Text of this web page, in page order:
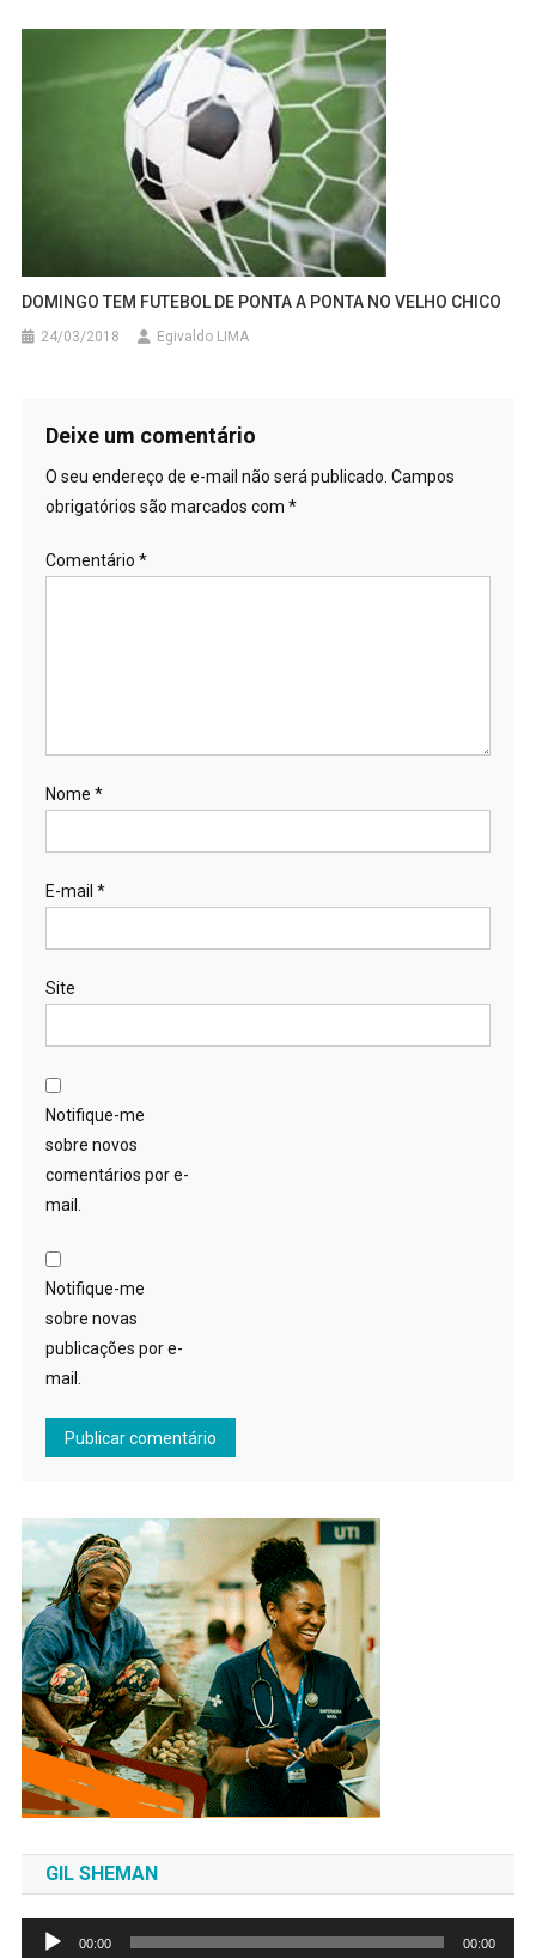
DOMINGO TEM FUTEBOL DE PONTA A PONTA NO VELHO CHICO
24/03/2018 Egivaldo LIMA
Deixe um comentário
O seu endereço de e-mail não será publicado. Campos
obrigatórios são marcados com *
Comentário *
Nome *
E-mail *
Site
Notifique-me
sobre novos
comentários por e-
mail.
Notifique-me
sobre novas
publicações por e-
mail.
GIL SHEMAN
Tocador
00:00 00:00